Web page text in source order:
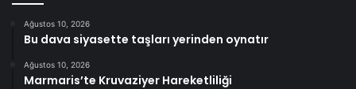
Ağustos 10, 2026
Bu dava siyasette taşları yerinden oynatır
Ağustos 10, 2026
Marmaris’te Kruvaziyer Hareketliliği